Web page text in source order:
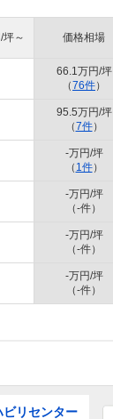
坪～ 価格相場
66.1万円/坪
（76件）
95.5万円/坪
（7件）
-万円/坪
（ 1件）
-万円/坪
（-件）
-万円/坪
（-件）
-万円/坪
（-件）
リセンター